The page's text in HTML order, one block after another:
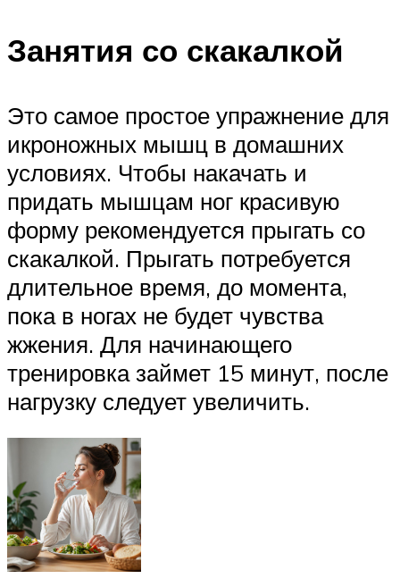
Занятия со скакалкой
Это самое простое упражнение для
икроножных мышц в домашних
условиях. Чтобы накачать и
придать мышцам ног красивую
форму рекомендуется прыгать со
скакалкой. Прыгать потребуется
длительное время, до момента,
пока в ногах не будет чувства
жжения. Для начинающего
тренировка займет 15 минут, после
нагрузку следует увеличить.